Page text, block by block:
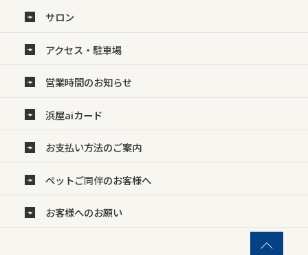
サロン
アクセス・駐車場
営業時間のお知らせ
浜屋aiカード
お支払い方法のご案内
ペットご同伴のお客様へ
お客様へのお願い